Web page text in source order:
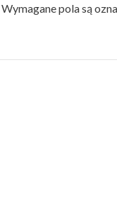
Wymagane pola są